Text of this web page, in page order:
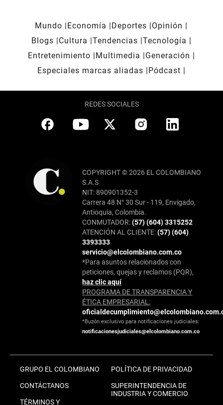
Mundo Economía Deportes
Opinión
Blogs
Cultura Tendencias Tecnología
Entretenimiento
Multimedia
Generación
Especiales marcas aliadas
Pódcast
REDES SOCIALES
COPYRIGHT © 2026 EL COLOMBIANO
S.A.S
NIT: 890901352-3
Carrera 48 N° 30 Sur - 119, Envigado,
Antioquia, Colombia.
CONMUTADOR:(57) (604) 3315252
ATENCIÓN AL CLIENTE:(57) (604)
3393333
servicio@elcolombiano.com.co
*Para asuntos relacionados con
peticiones, quejas y reclamos (PQR),
haz clic aquí
PROGRAMA DE TRANSPARENCIA Y
ÉTICA EMPRESARIAL:
*Buzón exclusivo para notificaciones judiciales:
notificacionesjudiciales@elcolombiano.com.co
GRUPO EL COLOMBIANO
CONTÁCTANOS
TÉRMINOS Y
POLÍTICA DE PRIVACIDAD
SUPERINTENDENCIA DE
INDUSTRIA Y COMERCIO